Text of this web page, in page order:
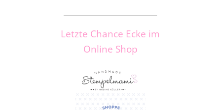
Letzte Chance Ecke im
Online Shop